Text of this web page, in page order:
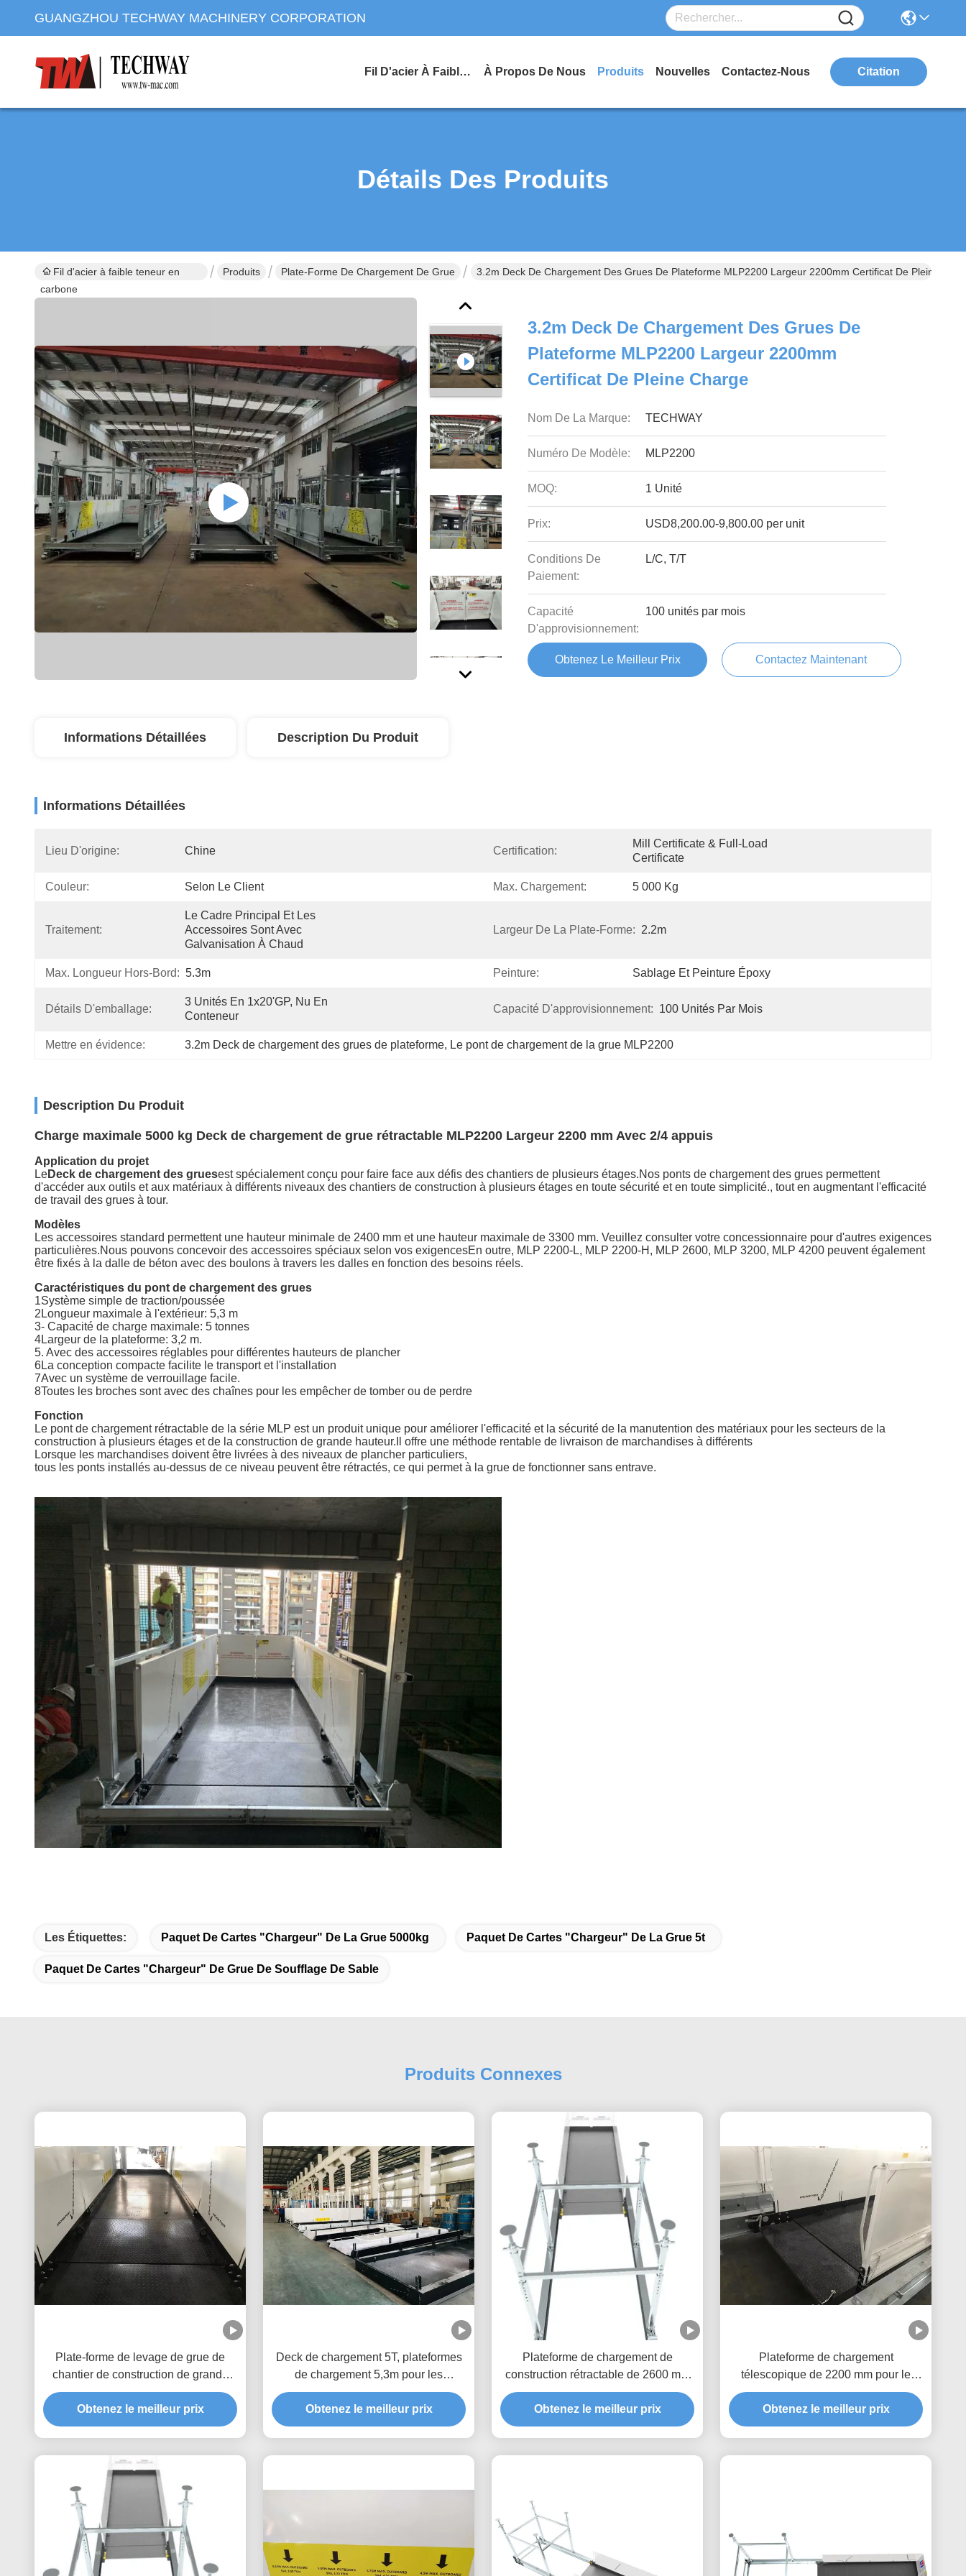
GUANGZHOU TECHWAY MACHINERY CORPORATION
Fil D'acier À Faible Teneur En Carbone À Propos De Nous Produits Nouvelles Contactez-Nous Citation
Détails Des Produits
Fil d'acier à faible teneur en
carbone
Produits Plate-Forme De Chargement De Grue 3.2m Deck De Chargement Des Grues De Plateforme MLP2200 Largeur 2200mm Certificat De Pleine
3.2m Deck De Chargement Des Grues De
Plateforme MLP2200 Largeur 2200mm
Certificat De Pleine Charge
Nom De La Marque: TECHWAY
Numéro De Modèle: MLP2200
MOQ: 1 Unité
Prix: USD8,200.00-9,800.00 per unit
Conditions De
Paiement:
L/C, T/T
Capacité
D'approvisionnement:
100 unités par mois
Obtenez Le Meilleur Prix Contactez Maintenant
Informations Détaillées Description Du Produit
Informations Détaillées
Lieu D'origine: Chine Certification:
Mill Certificate & Full-Load
Certificate
Couleur: Selon Le Client Max. Chargement: 5 000 Kg
Traitement:
Le Cadre Principal Et Les
Accessoires Sont Avec
Galvanisation À Chaud
Largeur De La Plate-Forme: 2.2m
Max. Longueur Hors-Bord: 5.3m Peinture: Sablage Et Peinture Époxy
Détails D'emballage:
3 Unités En 1x20'GP, Nu En
Conteneur
Capacité D'approvisionnement: 100 Unités Par Mois
Mettre en évidence: 3.2m Deck de chargement des grues de plateforme, Le pont de chargement de la grue MLP2200
Description Du Produit
Charge maximale 5000 kg Deck de chargement de grue rétractable MLP2200 Largeur 2200 mm Avec 2/4 appuis
Application du projet
LeDeck de chargement des gruesest spécialement conçu pour faire face aux défis des chantiers de plusieurs étages.Nos ponts de chargement des grues permettent
d'accéder aux outils et aux matériaux à différents niveaux des chantiers de construction à plusieurs étages en toute sécurité et en toute simplicité., tout en augmentant l'efficacité
de travail des grues à tour.
Modèles
Les accessoires standard permettent une hauteur minimale de 2400 mm et une hauteur maximale de 3300 mm. Veuillez consulter votre concessionnaire pour d'autres exigences
particulières.Nous pouvons concevoir des accessoires spéciaux selon vos exigencesEn outre, MLP 2200-L, MLP 2200-H, MLP 2600, MLP 3200, MLP 4200 peuvent également
être fixés à la dalle de béton avec des boulons à travers les dalles en fonction des besoins réels.
Caractéristiques du pont de chargement des grues
1Système simple de traction/poussée
2Longueur maximale à l'extérieur: 5,3 m
3- Capacité de charge maximale: 5 tonnes
4Largeur de la plateforme: 3,2 m.
5. Avec des accessoires réglables pour différentes hauteurs de plancher
6La conception compacte facilite le transport et l'installation
7Avec un système de verrouillage facile.
8Toutes les broches sont avec des chaînes pour les empêcher de tomber ou de perdre
Fonction
Le pont de chargement rétractable de la série MLP est un produit unique pour améliorer l'efficacité et la sécurité de la manutention des matériaux pour les secteurs de la
construction à plusieurs étages et de la construction de grande hauteur.Il offre une méthode rentable de livraison de marchandises à différents
Lorsque les marchandises doivent être livrées à des niveaux de plancher particuliers,
tous les ponts installés au-dessus de ce niveau peuvent être rétractés, ce qui permet à la grue de fonctionner sans entrave.
Les Étiquettes: Paquet De Cartes "chargeur" De La Grue 5000kg Paquet De Cartes "chargeur" De La Grue 5t
Paquet De Cartes "chargeur" De Grue De Soufflage De Sable
Produits Connexes
Plate-forme de levage de grue de
chantier de construction de grande
hauteur rétractable 2600 mm Largeur
MLP2600
Obtenez le meilleur prix
Deck de chargement 5T, plateformes
de chargement 5,3m pour les
bâtiments MLP3200-H
Obtenez le meilleur prix
Plateforme de chargement de
construction rétractable de 2600 mm
anti-corrosion
Obtenez le meilleur prix
Plateforme de chargement
télescopique de 2200 mm pour le
bâtiment
Obtenez le meilleur prix